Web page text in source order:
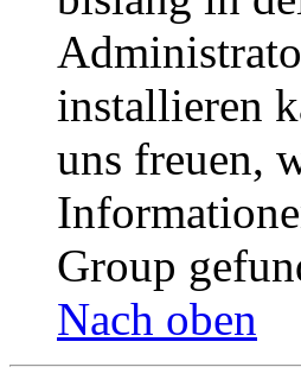
installieren
uns freuen,
Group
Nach oben